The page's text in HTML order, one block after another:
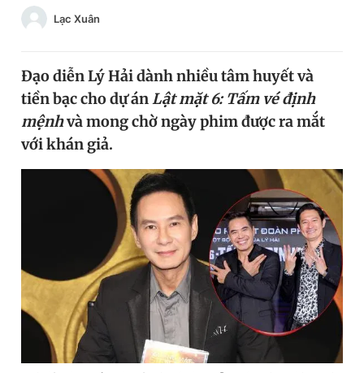
Chào ngày mới
Tin thị trường Tin 360
Video Magazine
Sản phẩm khác
Bạn cần biết
Thông tin tòa soạn Liên hệ quảng cáo
Lạc Xuân
Đạo diễn Lý Hải dành nhiều tâm huyết và
tiền bạc cho dự ánLật mặt 6: Tấm vé định
mệnhvà mong chờ ngày phim được ra mắt
với khán giả.